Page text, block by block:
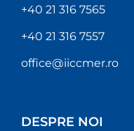
+40 21 316 7565
+40 21 316 7557
office@iiccmer.ro
DESPRE NOI